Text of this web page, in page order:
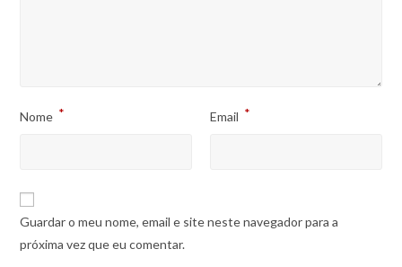
Nome * Email *
Guardar o meu nome, email e site neste navegador para a
próxima vez que eu comentar.